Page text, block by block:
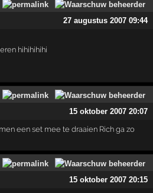
27 augustus 2007 09:44
hihihihihi
15 oktober 2007 20:07
een set mee te draaien Rich ga zo
15 oktober 2007 20:15